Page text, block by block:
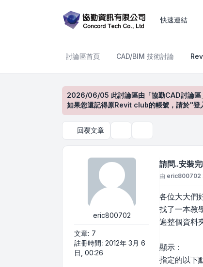
快速連結
討論區首頁 CAD/BIM 技術討論
2026/06/05 此討論區由「協勤CAD討論區
如果您還記得原Revit club的帳號，請於"登
回覆文章
eric800702
文章: 7
註冊時間: 2012年 3月 6
日, 00:26
請問..安裝
文章
由 eric800702
各位大大們
找了一本教
遍整個資料
顯示：
指定的以下